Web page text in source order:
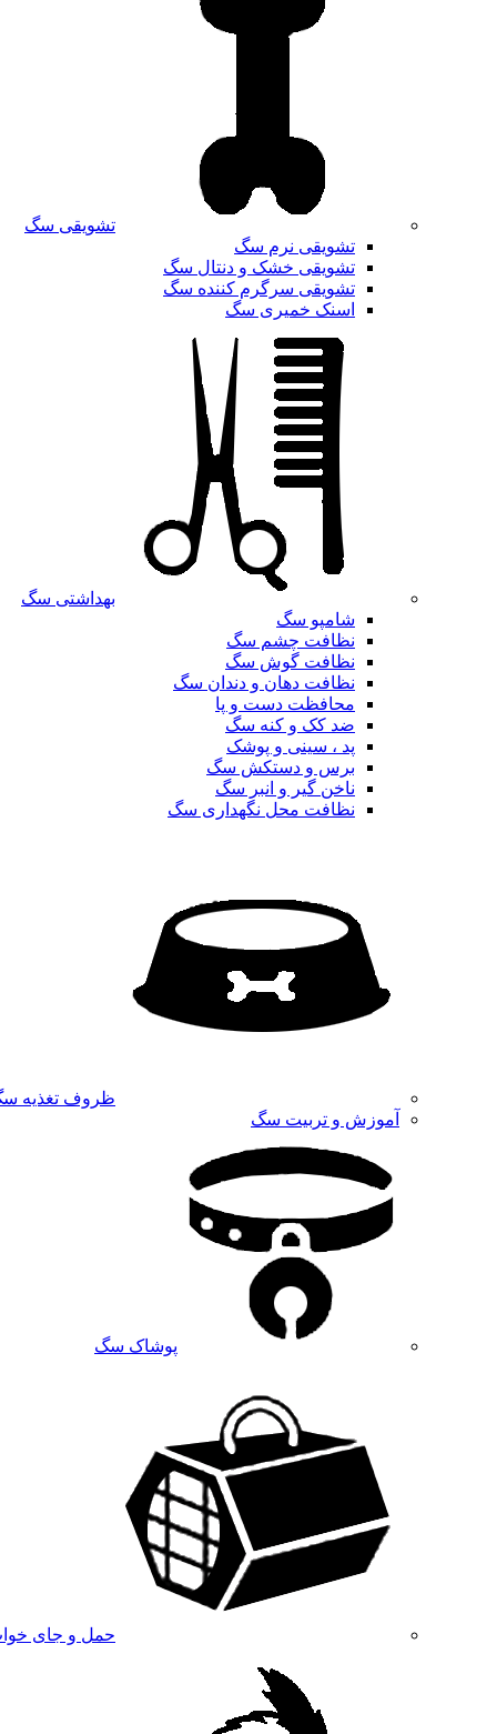
تشویقی سگ
تشویقی نرم سگ
تشویقی خشک و دنتال سگ
تشویقی سرگرم کننده سگ
اسنک خمیری سگ
بهداشتی سگ
شامپو سگ
نظافت چشم سگ
نظافت گوش سگ
نظافت دهان و دندان سگ
محافظت دست و پا
ضد کک و کنه سگ
پد ، سینی و پوشک
برس و دستکش سگ
ناخن گیر و انبر سگ
نظافت محل نگهداری سگ
ظروف تغذیه
آموزش و تربیت سگ
پوشاک سگ
حمل و جای